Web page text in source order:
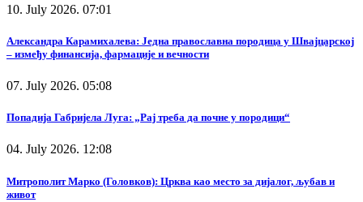
10. July 2026. 07:01
Александра Карамихалева: Једна православна породица у Швајцарској
– између финансија, фармације и вечности
07. July 2026. 05:08
Попадија Габријела Луга: „Рај треба да почне у породици“
04. July 2026. 12:08
Митрополит Марко (Головков): Црква као место за дијалог, љубав и
живот